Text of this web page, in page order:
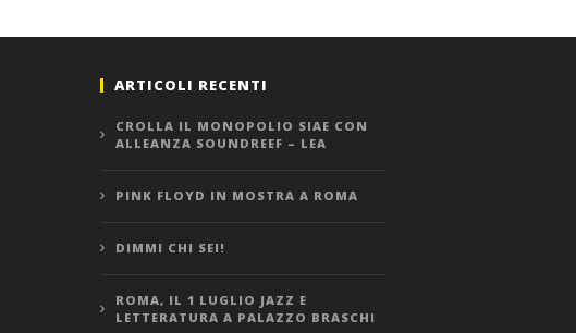
ARTICOLI RECENTI
CROLLA IL MONOPOLIO SIAE CON
ALLEANZA SOUNDREEF – LEA
PINK FLOYD IN MOSTRA A ROMA
DIMMI CHI SEI!
ROMA, IL 1 LUGLIO JAZZ E
LETTERATURA A PALAZZO BRASCHI